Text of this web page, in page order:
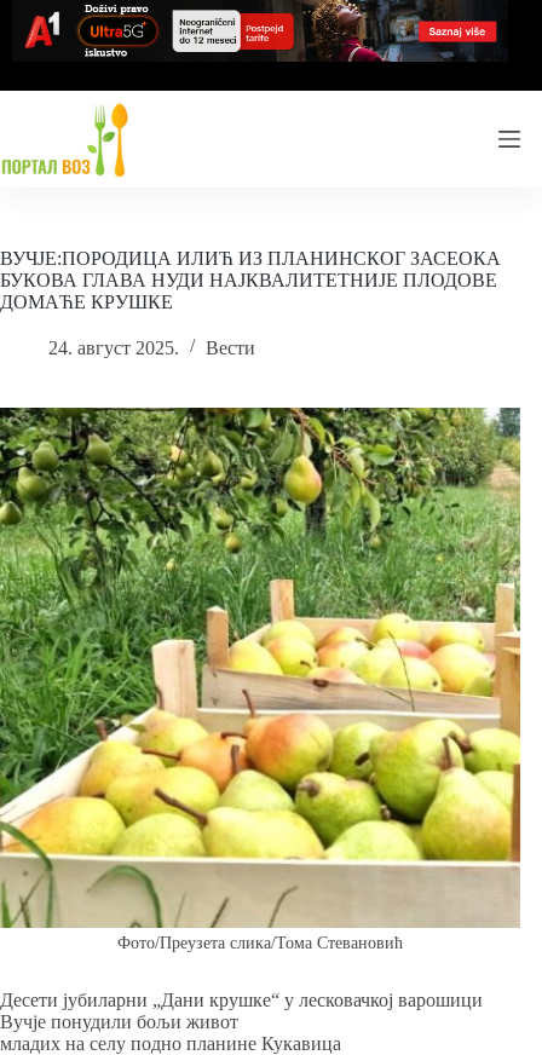
content
ВУЧЈЕ:ПОРОДИЦА ИЛИЋ ИЗ ПЛАНИНСКОГ ЗАСЕОКА
БУКОВА ГЛАВА НУДИ НАЈКВАЛИТЕТНИЈЕ ПЛОДОВЕ
ДОМАЋЕ КРУШКЕ
24. август 2025. Вести
Фото/Преузета слика/Тома Стевановић
Десети јубиларни „Дани крушке“ у лесковачкој варошици
Вучје понудили бољи живот
младих на селу подно планине Кукавица